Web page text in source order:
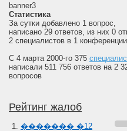
banner3
Статистика
За сутки добавлено 1 вопрос,
написано 29 ответов, из них 0
2 специалистов в 1
С 4 марта 2000-го 375
написали 511 756 ответов на 2
вопросов
Рейтинг жалоб
������� �12